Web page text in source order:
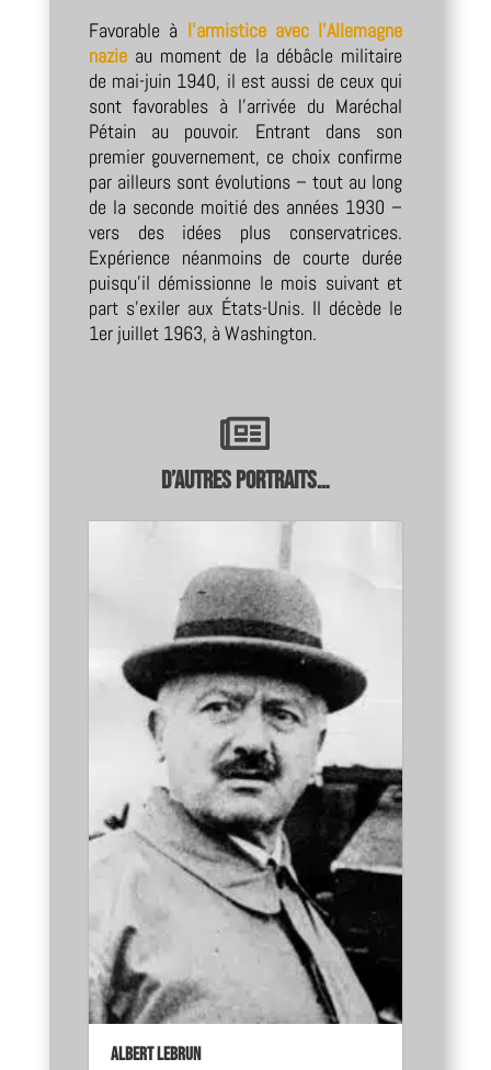
Favorable à l’armistice avec l’Allemagne
nazieau moment de la débâcle militaire
de mai-juin 1940, il est aussi de ceux qui
sont favorables à l’arrivée du Maréchal
Pétain au pouvoir. Entrant dans son
premier gouvernement, ce choix confirme
par ailleurs sont évolutions – tout au long
de la seconde moitié des années 1930 –
vers des idées plus conservatrices.
Expérience néanmoins de courte durée
puisqu’il démissionne le mois suivant et
part s’exiler aux États-Unis. Il décède le
1er juillet 1963, à Washington.

D’autres portraits…
Albert Lebrun